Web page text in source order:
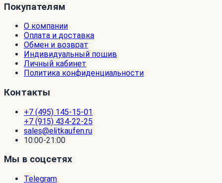
Покупателям
О компании
Оплата и доставка
Обмен и возврат
Индивидуальный пошив
Личный кабинет
Политика конфиденциальности
Контакты
+7 (495) 145-15-01
+7 (915) 434-22-25
sales@elitkaufen.ru
10:00-21:00
Мы в соцсетях
Telegram